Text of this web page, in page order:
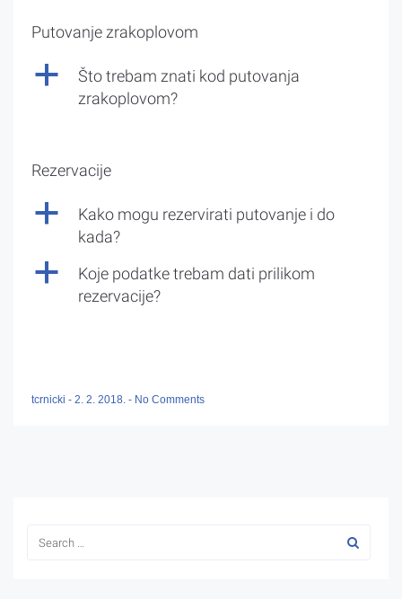
Putovanje zrakoplovom
a
Što trebam znati kod putovanja
zrakoplovom?
Rezervacije
a
Kako mogu rezervirati putovanje i do
kada?
a
Koje podatke trebam dati prilikom
rezervacije?
tcrnicki - 2. 2. 2018. - No Comments